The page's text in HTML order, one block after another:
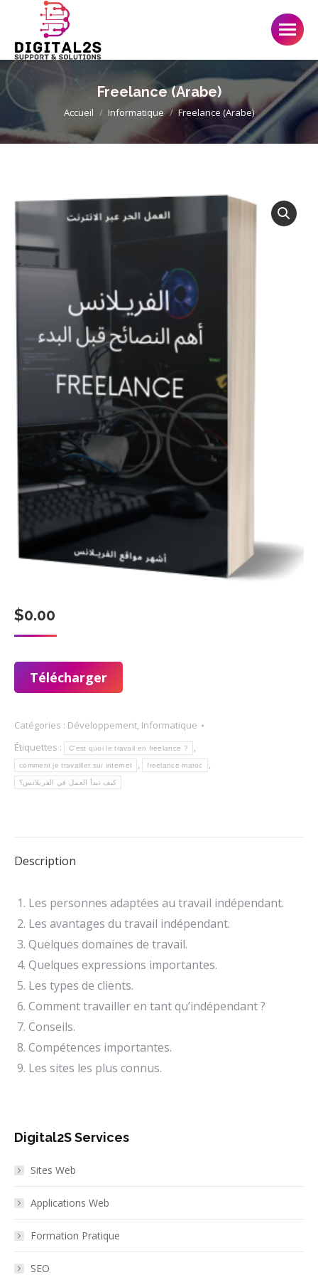
Freelance (Arabe)
Accueil Informatique Freelance (Arabe)
$0.00
Télécharger
Catégories : Développement, Informatique
Étiquettes :
C'est quoi le travail en freelance ? ,
comment je travailler sur internet , freelance maroc ,
كيف تبدأ العمل في الفريلانس؟
Description
Les personnes adaptées au travail indépendant.
Les avantages du travail indépendant.
Quelques domaines de travail.
Quelques expressions importantes.
Les types de clients.
Comment travailler en tant qu’indépendant ?
Conseils.
Compétences importantes.
Les sites les plus connus.
Digital2S Services
Sites Web
Applications Web
Formation Pratique
SEO